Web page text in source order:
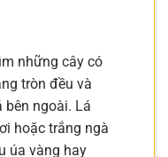
những cây có
tròn đều và
bên ngoài. Lá
hoặc trắng ngà
úa vàng hay